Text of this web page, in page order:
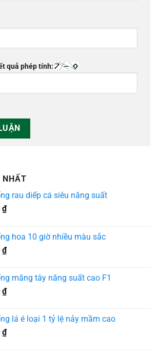
quả phép tính:
NHẤT
rau diếp cá siêu năng suất
₫
hoa 10 giờ nhiều màu sắc
₫
măng tây năng suất cao F1
₫
lá é loại 1 tỷ lệ nảy mầm cao
₫